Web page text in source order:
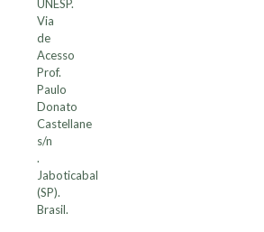
UNESP.
Via
de
Acesso
Prof.
Paulo
Donato
Castellane
s/n
.
Jaboticabal
(SP).
Brasil.